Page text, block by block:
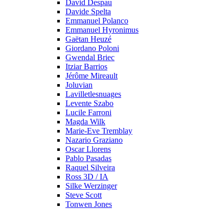
David Despau
Davide Spelta
Emmanuel Polanco
Emmanuel Hyronimus
Gaëtan Heuzé
Giordano Poloni
Gwendal Briec
Itziar Barrios
Jérôme Mireault
Joluvian
Lavilletlesnuages
Levente Szabo
Lucile Farroni
Magda Wilk
Marie-Eve Tremblay
Nazario Graziano
Oscar Llorens
Pablo Pasadas
Raquel Silveira
Ross 3D / IA
Silke Werzinger
Steve Scott
Tonwen Jones